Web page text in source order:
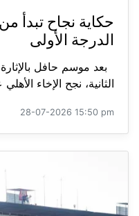
حكاية نجاح
الدرجة الأولى
بعد موسم حافل
الثانية، نجح الإخاء
28-07-2026 15:50 pm